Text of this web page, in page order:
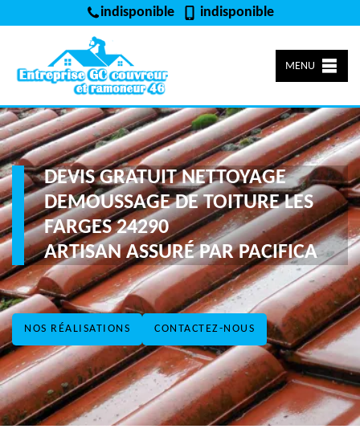
indisponible indisponible
MENU
NOS RÉALISATIONS CONTACTEZ-NOUS
DEVIS GRATUIT NETTOYAGE
DEMOUSSAGE DE TOITURE LES
FARGES 24290
ARTISAN ASSURÉ PAR PACIFICA